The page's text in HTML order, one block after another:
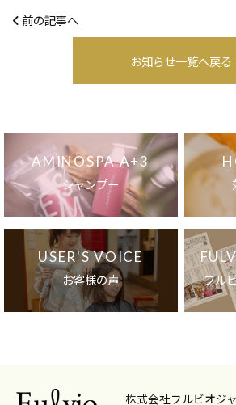
前の記事へ
お知らせ一覧へ戻る
AMINOSPA A+3
シャンプー
USER'S VOICE
お客様の声
フル
株式会社フルビオジ